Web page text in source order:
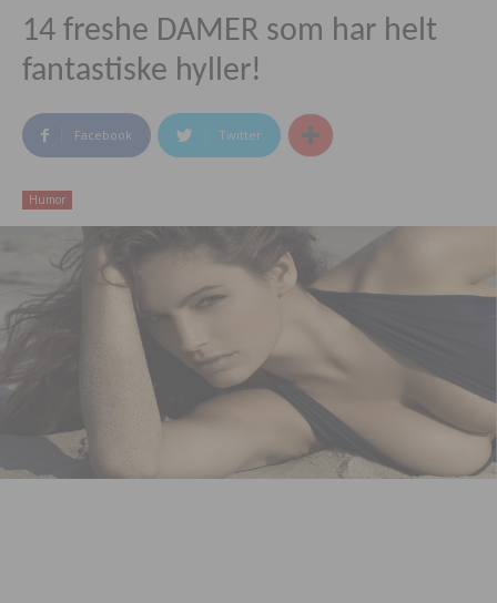
14 freshe DAMER som har helt
fantastiske hyller!
Facebook Twitter
Humor